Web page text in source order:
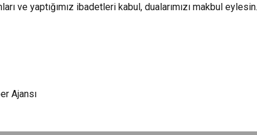
ve yaptığımız ibadetleri kabul, dualarımızı makbul
Ajansı